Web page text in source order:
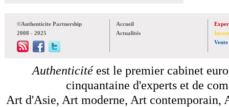
©Authenticite Partnership
2008 - 2025
Accueil
Actualités
Vente
Authenticitéest le premier cabinet
cinquantaine d'experts et de
Art d'Asie, Art moderne, Art contemporain,